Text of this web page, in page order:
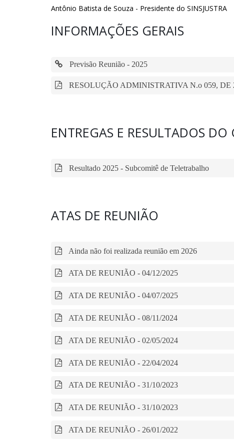
Antônio Batista de Souza - Presidente do SINSJUSTRA
INFORMAÇÕES GERAIS
Previsão Reunião - 2025
RESOLUÇÃO ADMINISTRATIVA N.o 059, DE
ENTREGAS E RESULTADOS DO
Resultado 2025 - Subcomitê de Teletrabalho
ATAS DE REUNIÃO
Ainda não foi realizada reunião em 2026
ATA DE REUNIÃO - 04/12/2025
ATA DE REUNIÃO - 04/07/2025
ATA DE REUNIÃO - 08/11/2024
ATA DE REUNIÃO - 02/05/2024
ATA DE REUNIÃO - 22/04/2024
ATA DE REUNIÃO - 31/10/2023
ATA DE REUNIÃO - 31/10/2023
ATA DE REUNIÃO - 26/01/2022